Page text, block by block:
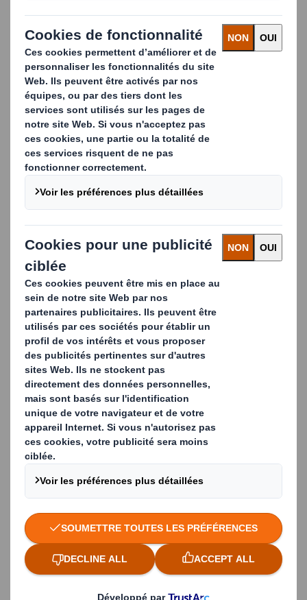
Entreprise
Adresse
Code postal
Ville